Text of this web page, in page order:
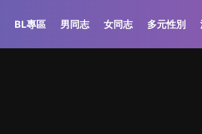
BL專區 男同志 女同志 多元性別